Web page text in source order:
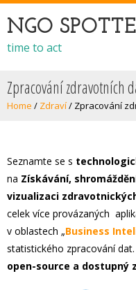
NGO
time to act
Zpracování zdravotních
Home / Zdraví/ Zpracování
Seznamte se s
na Získávání,
vizualizaci
celek více provázaných
v oblastech „Business
statistického zpracování
open-source a dostupný